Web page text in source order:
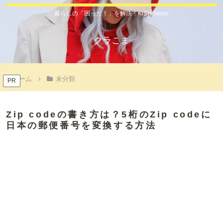
暮らしの「困った！」を解決！KiSH News
クラこま
PRホーム 未分類
Zip codeの書き方は？5桁のZip codeに
日本の郵便番号を変換する方法